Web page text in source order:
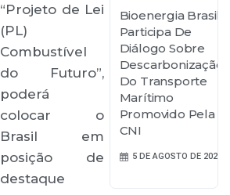
“Projeto de Lei
(PL)
Combustível
do Futuro”,
poderá
colocar o
Brasil em
posição de
destaque
Bioenergia Brasil
Participa De
Diálogo Sobre
Descarbonização
Do Transporte
Marítimo
Promovido Pela
CNI
5 DE AGOSTO DE 2026